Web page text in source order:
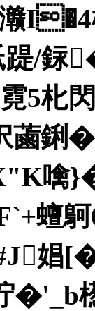
I�4
踶/
朼
択蓾
噙
蟺